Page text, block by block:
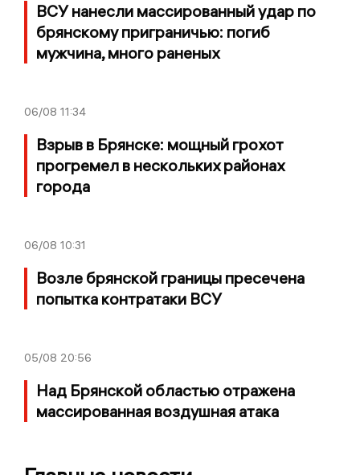
ВСУ нанесли массированный удар по
брянскому приграничью: погиб
мужчина, много раненых
06/08 11:34
Взрыв в Брянске: мощный грохот
прогремел в нескольких районах
города
06/08 10:31
Возле брянской границы пресечена
попытка контратаки ВСУ
05/08 20:56
Над Брянской областью отражена
массированная воздушная атака